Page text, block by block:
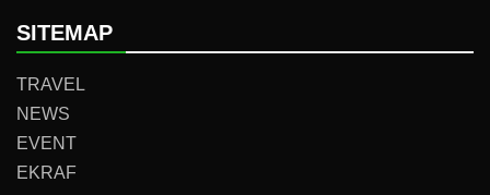
SITEMAP
TRAVEL
NEWS
EVENT
EKRAF